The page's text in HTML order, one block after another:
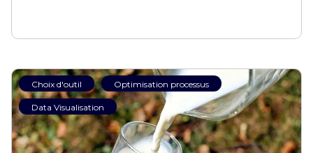
Choix d'outil Optimisation processus
Data Visualisation